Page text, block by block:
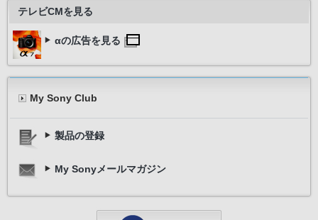
テレビCMを見る
αの広告を見る
My Sony Club
製品の登録
My Sonyメールマガジン